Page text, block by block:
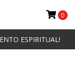
ESPIRITUAL!
0